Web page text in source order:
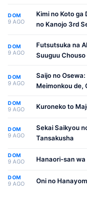
DOM
9 AGO
Kimi no Koto ga
no Kanojo 3rd
DOM
9 AGO
Futsutsuka na
Suuguu
DOM
9 AGO
Saijo no
Meimonkou de,
Osewa suru
DOM
9 AGO Kuroneko to
DOM
9 AGO
Sekai Saikyou
Tansakusha
DOM
9 AGO Hanaori-san wa
DOM
9 AGO Oni no